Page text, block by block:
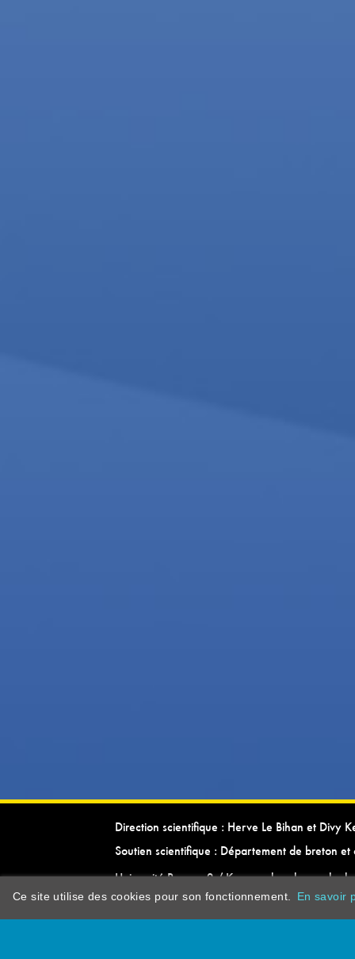
Direction scientifique : Herve Le Bihan et Divy
Soutien scientifique : Département de breton et
Université Rennes 2 / Kevrenn brezhoneg ha
Ce site utilise des cookies pour son fonctionnement. En savoir